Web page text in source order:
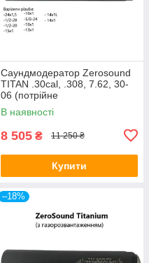
Саундмодератор Zerosound
TITAN .30cal, .308, 7.62, 30-
06 (потрійне
газорозвантаження)
В наявності
8 505 ₴ 11 250 ₴
Купити
–18%